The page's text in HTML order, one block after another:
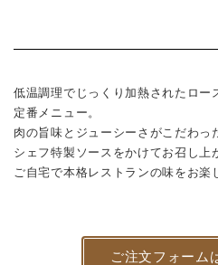
低温調理でじっくり加熱されたロー
定番メニュー。
肉の旨味とジューシーさがこだわっ
シェフ特製ソースをかけてお召し上
ご自宅で本格レストランの味をお楽
ご注文フォーム